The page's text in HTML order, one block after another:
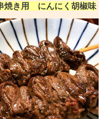
焼き用 にんにく胡椒味